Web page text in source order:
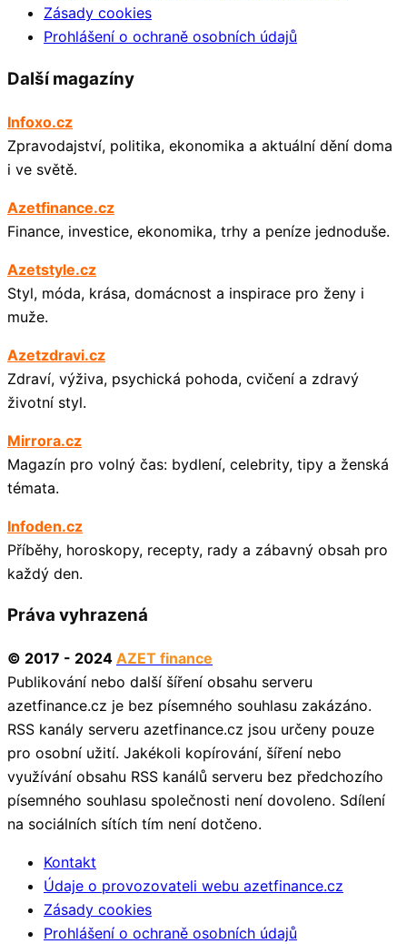
Zásady cookies
Prohlášení o ochraně osobních údajů
Další magazíny
Infoxo.cz
Zpravodajství, politika, ekonomika a aktuální dění doma
i ve světě.
Azetfinance.cz
Finance, investice, ekonomika, trhy a peníze jednoduše.
Azetstyle.cz
Styl, móda, krása, domácnost a inspirace pro ženy i
muže.
Azetzdravi.cz
Zdraví, výživa, psychická pohoda, cvičení a zdravý
životní styl.
Mirrora.cz
Magazín pro volný čas: bydlení, celebrity, tipy a ženská
témata.
Infoden.cz
Příběhy, horoskopy, recepty, rady a zábavný obsah pro
každý den.
Práva vyhrazená
© 2017 - 2024 AZET finance
Publikování nebo další šíření obsahu serveru
azetfinance.cz je bez písemného souhlasu zakázáno.
RSS kanály serveru azetfinance.cz jsou určeny pouze
pro osobní užití. Jakékoli kopírování, šíření nebo
využívání obsahu RSS kanálů serveru bez předchozího
písemného souhlasu společnosti není dovoleno. Sdílení
na sociálních sítích tím není dotčeno.
Kontakt
Údaje o provozovateli webu azetfinance.cz
Zásady cookies
Prohlášení o ochraně osobních údajů